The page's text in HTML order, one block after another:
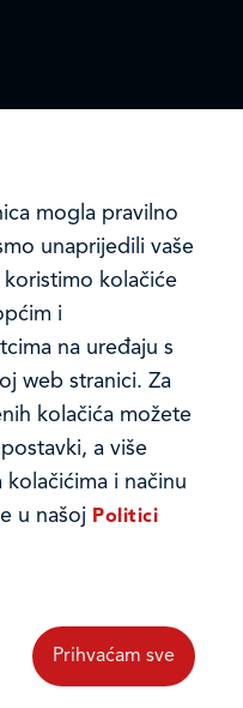
mogla pravilno
unaprijedili vaše
kolačiće
i
na uređaju s
web stranici. Za
kolačića možete
a više
kolačićima i načinu
u našoj Politici
STRANICI
web-
i/ili
u nastavku:
Prihvaćam sve